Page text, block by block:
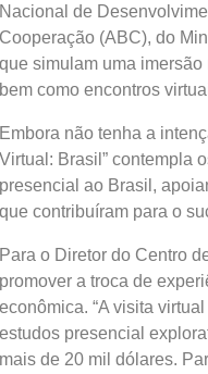
Nacional de
Cooperação (ABC), do
que simulam uma
bem como encontros
Embora não tenha a
Virtual: Brasil” contempla
presencial ao Brasil,
que contribuíram para o
Para o Diretor do Centro
promover a troca de
econômica. “A visita
estudos presencial
mais de 20 mil dólares.